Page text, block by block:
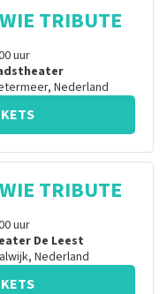
TRIBUTE
uur
, Nederland
TRIBUTE
uur
De Leest
, Nederland